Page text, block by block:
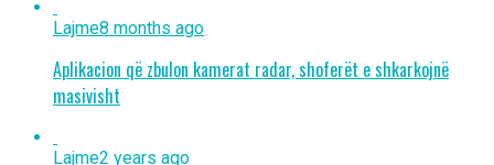
Lajme8 months ago
Aplikacion që zbulon kamerat radar, shoferët e shkarkojnë
masivisht
Lajme2 years ago